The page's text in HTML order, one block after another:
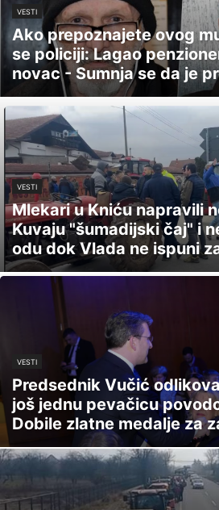
VESTI
Ako prepoznajete ovog
se policiji: Lagao
novac - Sumnja se da je
VESTI
Mlekari u Kniću napravili
Kuvaju "šumadijski čaj" i
odu dok Vlada ne ispuni
VESTI
Predsednik Vučić
još jednu pevačicu
Dobile zlatne medalje za